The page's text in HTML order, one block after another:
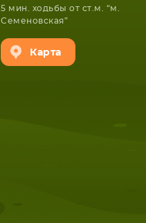
5 мин. ходьбы от ст.м. “м.
Семеновская”
Карта